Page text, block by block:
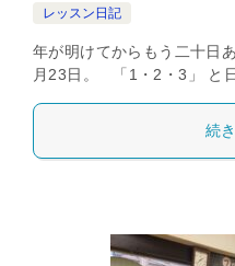
レッスン日記
年が明けてからもう二十日
月23日。 「1・2・3」 と
続